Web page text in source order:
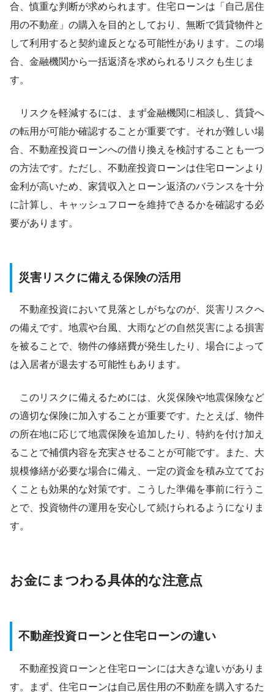
合、慎重な判断が求められます。住宅ローンは「自己居住
用の不動産」の購入を目的としており、無断で賃貸物件と
して利用すると契約違反となる可能性があります。この場
合、金融機関から一括返済を求められるリスクも生じま
す。
リスクを軽減するには、まず金融機関に相談し、賃貸へ
の転用が可能か確認することが重要です。それが難しい場
合、不動産投資ローンへの借り換えを検討することも一つ
の方法です。ただし、不動産投資ローンは住宅ローンより
金利が高いため、家賃収入とローン返済のバランスを十分
に計算し、キャッシュフローを維持できるかを確認する必
要があります。
災害リスクに備える保険の活用
不動産投資において見落としがちなのが、災害リスクへ
の備えです。地震や台風、大雨などの自然災害による損害
を被ることで、物件の修繕費が発生したり、場合によって
は入居者が退去する可能性もあります。
このリスクに備えるためには、火災保険や地震保険など
の適切な保険に加入することが重要です。たとえば、物件
の所在地に応じて地震保険を追加したり、特約を付け加え
ることで補償内容を充実させることが可能です。また、大
規模修繕が必要な場合に備え、一定の資金を積み立ててお
くことも効果的な対策です。こうした準備を事前に行うこ
とで、投資物件の運用を安心して続けられるようになりま
す。
お金にまつわる具体的な注意点
不動産投資ローンと住宅ローンの違い
不動産投資ローンと住宅ローンには大きな違いがありま
す。まず、住宅ローンは自己居住用の不動産を購入するた